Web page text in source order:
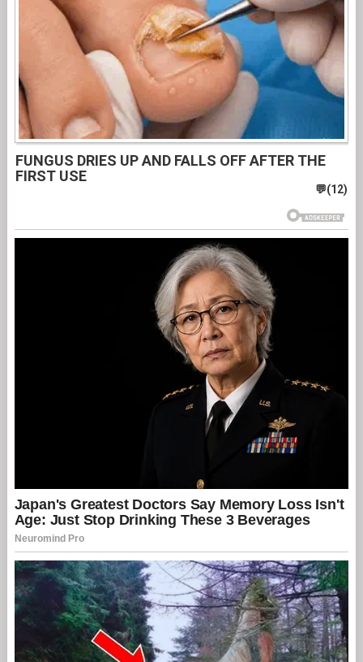
FUNGUS DRIES UP AND FALLS OFF AFTER THE
FIRST USE